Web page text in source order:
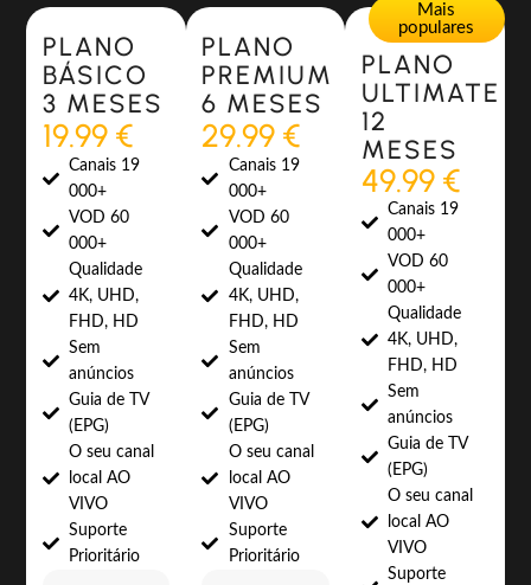
Most Popular
PLANO
BÁSICO
3 MESES
19.99 €
Canais 19
000+
VOD 60
000+
Qualidade
4K, UHD,
FHD, HD
Sem
anúncios
Guia de TV
(EPG)
O seu canal
local AO
VIVO
Suporte
Prioritário
Most Popular
PLANO
PREMIUM
6 MESES
29.99 €
Canais 19
000+
VOD 60
000+
Qualidade
4K, UHD,
FHD, HD
Sem
anúncios
Guia de TV
(EPG)
O seu canal
local AO
VIVO
Suporte
Prioritário
Mais
populares
PLANO
ULTIMATE
12
MESES
49.99 €
Canais 19
000+
VOD 60
000+
Qualidade
4K, UHD,
FHD, HD
Sem
anúncios
Guia de TV
(EPG)
O seu canal
local AO
VIVO
Suporte